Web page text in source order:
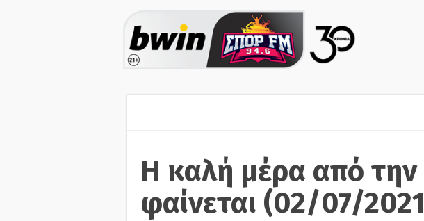
Η καλή μέρα από
φαίνεται (02/07/